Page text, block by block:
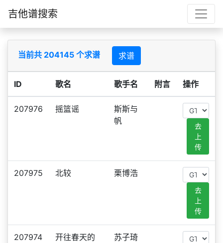
吉他谱搜索
当前共 204145 个求谱 求谱
ID 歌名 歌手名 附言 操作
207976 摇篮谣
斯斯与
帆
去
上
传
207975 北较 栗博浩
去
上
传
207974
开往春天的
苏子琦